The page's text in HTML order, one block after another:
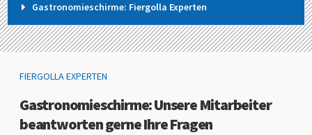
Gastronomieschirme: Fiergolla Experten
FIERGOLLA EXPERTEN
Gastronomieschirme: Unsere Mitarbeiter
beantworten gerne Ihre Fragen